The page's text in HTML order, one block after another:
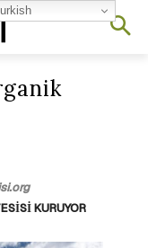
KURUYOR